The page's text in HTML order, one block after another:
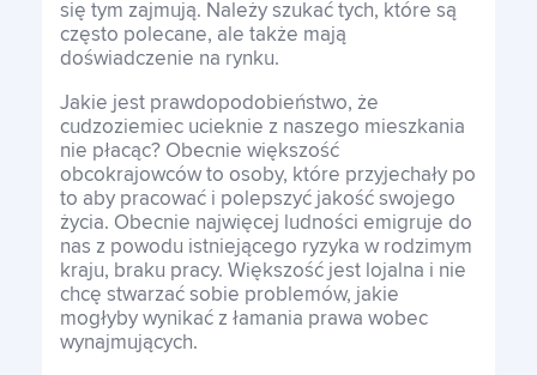
się tym zajmują. Należy szukać tych, które są
często polecane, ale także mają
doświadczenie na rynku.
Jakie jest prawdopodobieństwo, że
cudzoziemiec ucieknie z naszego mieszkania
nie płacąc? Obecnie większość
obcokrajowców to osoby, które przyjechały po
to aby pracować i polepszyć jakość swojego
życia. Obecnie najwięcej ludności emigruje do
nas z powodu istniejącego ryzyka w rodzimym
kraju, braku pracy. Większość jest lojalna i nie
chcę stwarzać sobie problemów, jakie
mogłyby wynikać z łamania prawa wobec
wynajmujących.